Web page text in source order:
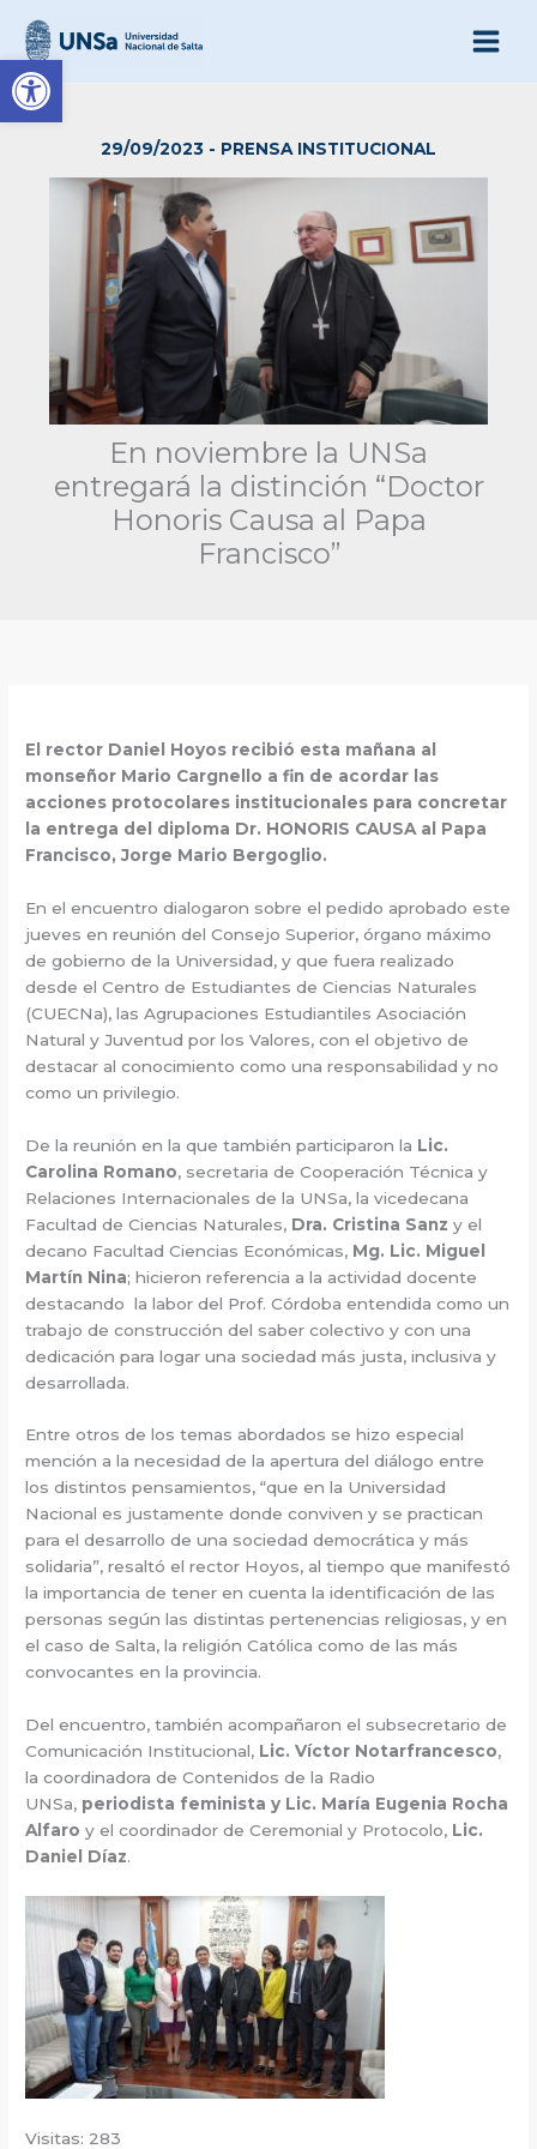
Abrir barra de
contenido
29/09/2023 - PRENSA INSTITUCIONAL
En noviembre la UNSa
entregará la distinción “Doctor
Honoris Causa al Papa
Francisco”
El rector Daniel Hoyos recibió esta mañana al
monseñor Mario Cargnello a fin de acordar las
acciones protocolares institucionales para concretar
la entrega del diploma Dr. HONORIS CAUSA al Papa
Francisco, Jorge Mario Bergoglio.
En el encuentro dialogaron sobre el pedido aprobado este
jueves en reunión del Consejo Superior, órgano máximo
de gobierno de la Universidad, y que fuera realizado
desde el Centro de Estudiantes de Ciencias Naturales
(CUECNa), las Agrupaciones Estudiantiles Asociación
Natural y Juventud por los Valores, con el objetivo de
destacar al conocimiento como una responsabilidad y no
como un privilegio.
De la reunión en la que también participaron la Lic.
Carolina Romano, secretaria de Cooperación Técnica y
Relaciones Internacionales de la UNSa, la vicedecana
Facultad de Ciencias Naturales, Dra. Cristina Sanz y el
decano Facultad Ciencias Económicas, Mg. Lic. Miguel
Martín Nina; hicieron referencia a la actividad docente
destacando la labor del Prof. Córdoba entendida como un
trabajo de construcción del saber colectivo y con una
dedicación para logar una sociedad más justa, inclusiva y
desarrollada.
Entre otros de los temas abordados se hizo especial
mención a la necesidad de la apertura del diálogo entre
los distintos pensamientos, “que en la Universidad
Nacional es justamente donde conviven y se practican
para el desarrollo de una sociedad democrática y más
solidaria”, resaltó el rector Hoyos, al tiempo que manifestó
la importancia de tener en cuenta la identificación de las
personas según las distintas pertenencias religiosas, y en
el caso de Salta, la religión Católica como de las más
convocantes en la provincia.
Del encuentro, también acompañaron el subsecretario de
Comunicación Institucional, Lic. Víctor Notarfrancesco,
la coordinadora de Contenidos de la Radio
UNSa, periodista feminista y Lic. María Eugenia Rocha
Alfaro y el coordinador de Ceremonial y Protocolo, Lic.
Daniel Díaz.
Visitas: 283